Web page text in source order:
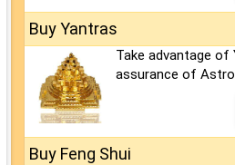
Buy Yantras
Take advantage of
assurance of
Buy Feng Shui